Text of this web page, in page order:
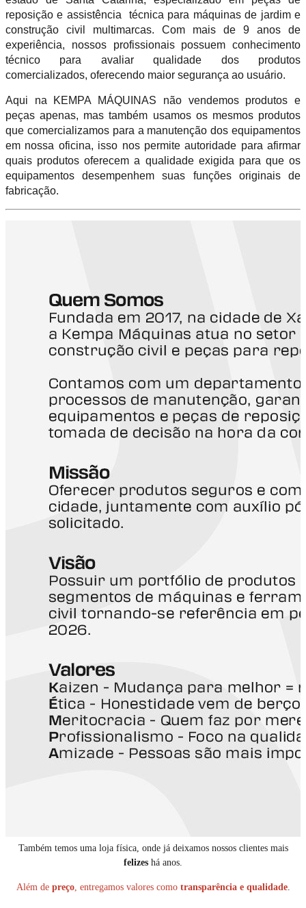
reposição e assistência técnica para máquinas de jardim e
construção civil multimarcas. Com mais de 9 anos de
experiência, nossos profissionais possuem conhecimento
técnico para avaliar qualidade dos produtos
comercializados, oferecendo maior segurança ao usuário.
Aqui na KEMPA MÁQUINAS não vendemos produtos e
peças apenas, mas também usamos os mesmos produtos
que comercializamos para a manutenção dos equipamentos
em nossa oficina, isso nos permite autoridade para afirmar
quais produtos oferecem a qualidade exigida para que os
equipamentos desempenhem suas funções originais de
fabricação.
Também temos uma loja física, onde já deixamos nossos clientes mais
felizes há anos.
Além de preço, entregamos valores como transparência e qualidade.